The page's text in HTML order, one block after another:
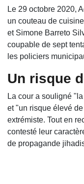
Le 29 octobre 2020,
un couteau de
et Simone Barreto
coupable de sept
les policiers
Un risque
La cour a souligné
et "un risque élevé
extrémiste. Tout en
contesté leur
de propagande